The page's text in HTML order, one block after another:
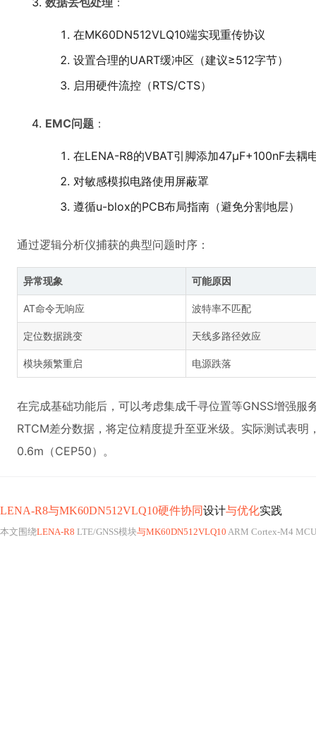
在MK60DN512VLQ10端实现重传协议
设置合理的UART缓冲区（建议≥512字节）
启用硬件流控（RTS/CTS）
EMC问题 ：
在LENA-R8的VBAT引脚添加47μF+100nF去耦
对敏感模拟电路使用屏蔽罩
遵循u-blox的PCB布局指南（避免分割地层）
通过逻辑分析仪捕获的典型问题时序：
异常现象 可能原因
AT命令无响应 波特率不匹配
定位数据跳变 天线多路径效应
模块频繁重启 电源跌落
在完成基础功能后，可以考虑集成千寻位置等GNSS增强服
RTCM差分数据，将定位精度提升至亚米级。实际测试表
0.6m（CEP50）。
LENA-R8与MK60DN512VLQ10硬件协同设计与优化实践
本文围绕LENA-R8 LTE/GNSS模块与MK60DN512VLQ10 ARM Cortex-M4